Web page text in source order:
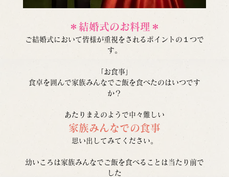
＊結婚式のお料理＊
ご結婚式において皆様が重視をされるポイントの１つで
す。
「お食事」
食卓を囲んで家族みんなでご飯を食べたのはいつです
か？
あたりまえのようで中々難しい
家族みんなでの食事
思い出してみてください。
幼いころは家族みんなでご飯を食べることは当たり前で
した